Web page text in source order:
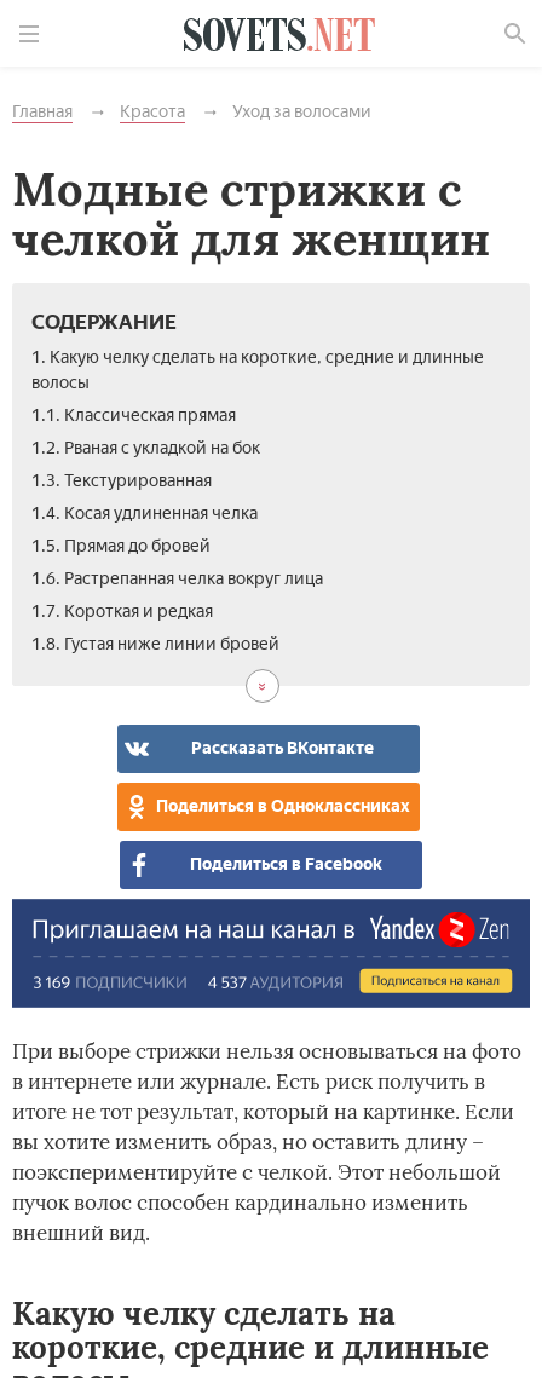
Главная Красота Уход за волосами
Модные стрижки с
челкой для женщин
СОДЕРЖАНИЕ
1. Какую челку сделать на короткие, средние и длинные
волосы
1.1. Классическая прямая
1.2. Рваная с укладкой на бок
1.3. Текстурированная
1.4. Косая удлиненная челка
1.5. Прямая до бровей
1.6. Растрепанная челка вокруг лица
1.7. Короткая и редкая
1.8. Густая ниже линии бровей
Рассказать ВКонтакте
Поделиться в Одноклассниках
Поделиться в Facebook
При выборе стрижки нельзя основываться на фото
в интернете или журнале. Есть риск получить в
итоге не тот результат, который на картинке. Если
вы хотите изменить образ, но оставить длину –
поэкспериментируйте с челкой. Этот небольшой
пучок волос способен кардинально изменить
внешний вид.
Какую челку сделать на
короткие, средние и длинные